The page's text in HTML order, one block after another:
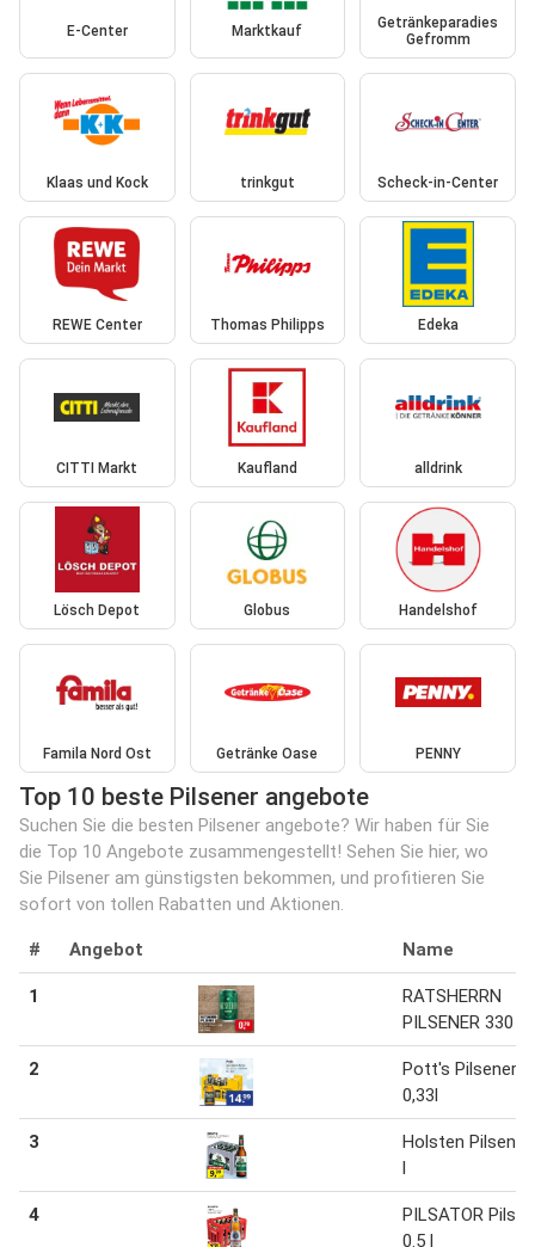
E-Center Marktkauf
Getränkeparadies
Gefromm
Klaas und Kock trinkgut Scheck-in-Center
REWE Center Thomas Philipps Edeka
CITTI Markt Kaufland alldrink
Lösch Depot Globus Handelshof
Famila Nord Ost Getränke Oase PENNY
Top 10 beste Pilsener angebote
Suchen Sie die besten Pilsener angebote? Wir haben für Sie
die Top 10 Angebote zusammengestellt! Sehen Sie hier, wo
Sie Pilsener am günstigsten bekommen, und profitieren Sie
sofort von tollen Rabatten und Aktionen.
# Angebot Name
1
RATSHERRN
PILSENER 330
2
Pott's Pilsener
0,33l
3
Holsten Pilsener
l
4
PILSATOR
0.5 l